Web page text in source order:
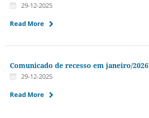
29-12-2025
Read More
Comunicado de recesso em janeiro/2026
29-12-2025
Read More